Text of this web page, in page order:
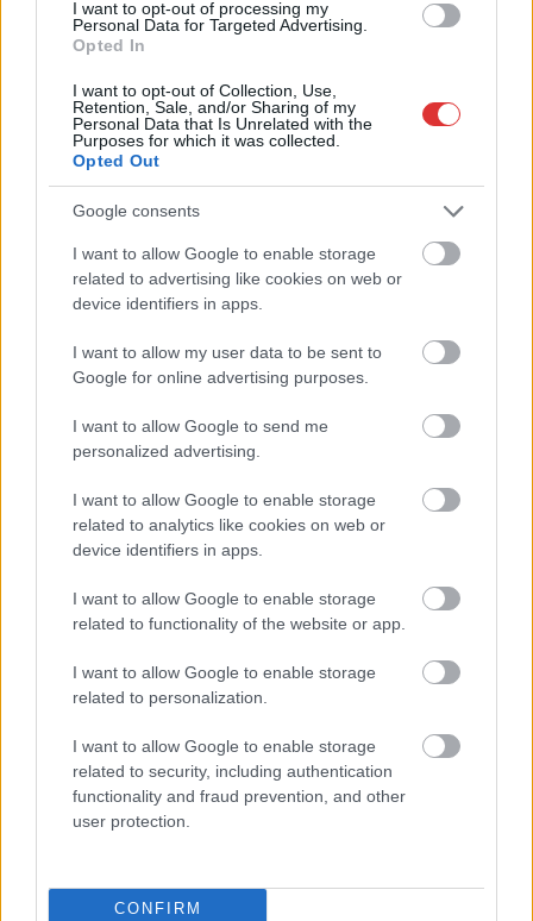
I want to opt-out of processing my
Personal Data for Targeted Advertising.
Opted In
I want to opt-out of Collection, Use,
Retention, Sale, and/or Sharing of my
Personal Data that Is Unrelated with the
Purposes for which it was collected.
Opted Out
Google consents
I want to allow Google to enable storage
related to advertising like cookies on web or
device identifiers in apps.
I want to allow my user data to be sent to
Google for online advertising purposes.
I want to allow Google to send me
personalized advertising.
I want to allow Google to enable storage
related to analytics like cookies on web or
device identifiers in apps.
I want to allow Google to enable storage
related to functionality of the website or app.
I want to allow Google to enable storage
related to personalization.
I want to allow Google to enable storage
related to security, including authentication
functionality and fraud prevention, and other
user protection.
CONFIRM
Hírlevél feliratkozás
Adja meg keresztnevét:
meg e-mail címét:
Megismertem és elfogadom aGDPR-szabályzat
Nem szeretne lemaradni semmiről? Csak egy kattintás, és hírlevelünk a
postaládájába érkezik!
A SZOL24 legfrissebb 24 cikke
A Tisza Párt Dr. Baka Andrást jelöli köztársasági elnöknek
fiú (VIDEÓVAL)